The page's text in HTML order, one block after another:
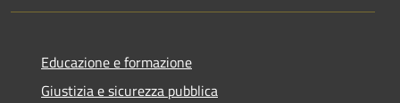
Educazione e formazione
Giustizia e sicurezza pubblica